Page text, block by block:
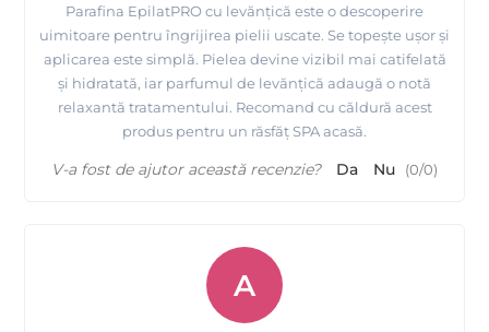
Parafina EpilatPRO cu levănțică este o descoperire
uimitoare pentru îngrijirea pielii uscate. Se topește ușor și
aplicarea este simplă. Pielea devine vizibil mai catifelată
și hidratată, iar parfumul de levănțică adaugă o notă
relaxantă tratamentului. Recomand cu căldură acest
produs pentru un răsfăț SPA acasă.
V-a fost de ajutor această recenzie? Da Nu (0/0)
A